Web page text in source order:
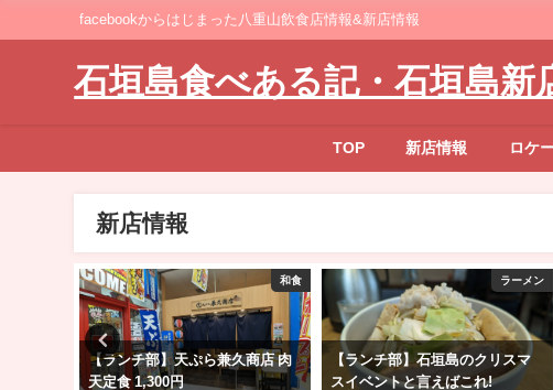
facebookからはじまった八重山飲食店情報&新店情報
石垣島食べある記・石垣島新
TOP 新店情報 ロケ
新店情報
和食
【ランチ部】天ぷら兼久商店 肉
天定食 1,300円
ラーメン
【ランチ部】石垣島のクリスマ
スイベントと言えばこれ!